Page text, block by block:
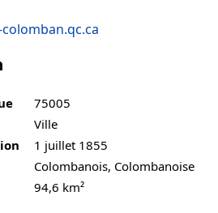
75005
Ville
1 juillet 1855
Colombanois, Colombanoise
94,6 km²